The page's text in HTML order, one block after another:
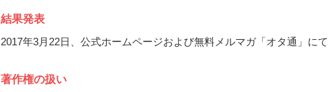
結果発表
2017年3月22日、公式ホームページおよび無料メルマガ「オタ通」にて
著作権の扱い